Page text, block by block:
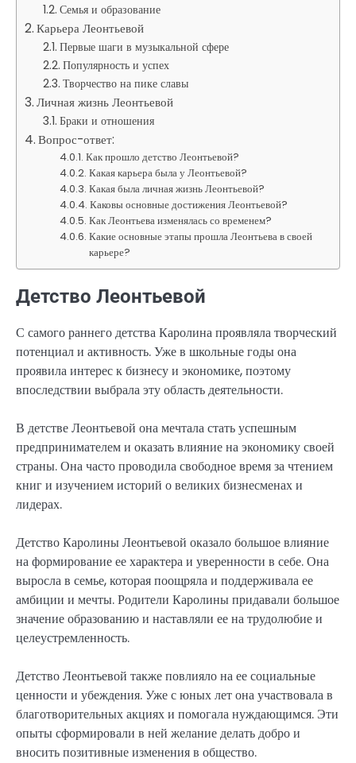
Семья и образование
Карьера Леонтьевой
Первые шаги в музыкальной сфере
Популярность и успех
Творчество на пике славы
Личная жизнь Леонтьевой
Браки и отношения
Вопрос-ответ:
Как прошло детство Леонтьевой?
Какая карьера была у Леонтьевой?
Какая была личная жизнь Леонтьевой?
Каковы основные достижения Леонтьевой?
Как Леонтьева изменялась со временем?
Какие основные этапы прошла Леонтьева в своей
карьере?
Детство Леонтьевой
С самого раннего детства Каролина проявляла творческий
потенциал и активность. Уже в школьные годы она
проявила интерес к бизнесу и экономике, поэтому
впоследствии выбрала эту область деятельности.
В детстве Леонтьевой она мечтала стать успешным
предпринимателем и оказать влияние на экономику своей
страны. Она часто проводила свободное время за чтением
книг и изучением историй о великих бизнесменах и
лидерах.
Детство Каролины Леонтьевой оказало большое влияние
на формирование ее характера и уверенности в себе. Она
выросла в семье, которая поощряла и поддерживала ее
амбиции и мечты. Родители Каролины придавали большое
значение образованию и наставляли ее на трудолюбие и
целеустремленность.
Детство Леонтьевой также повлияло на ее социальные
ценности и убеждения. Уже с юных лет она участвовала в
благотворительных акциях и помогала нуждающимся. Эти
опыты сформировали в ней желание делать добро и
вносить позитивные изменения в общество.